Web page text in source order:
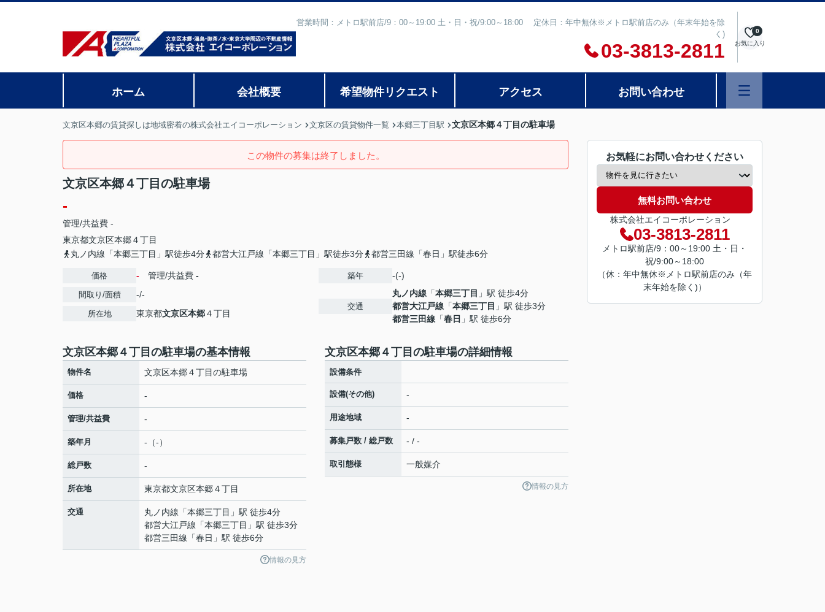
営業時間：メトロ駅前店/9：00～19:00 土・日・祝/9:00～18:00 定休日：年中無休※メトロ駅前店のみ（年末年始を除
く)
03-3813-2811 お気に入り
0
ホーム 会社概要 希望物件リクエスト アクセス お問い合わせ
文京区本郷の賃貸探しは地域密着の株式会社エイコーポレーション 文京区の賃貸物件一覧 本郷三丁目駅 文京区本郷４丁目の駐車場
この物件の募集は終了しました。
文京区本郷４丁目の駐車場
-
管理/共益費 -
東京都文京区本郷４丁目
丸ノ内線「本郷三丁目」駅徒歩4分
都営大江戸線「本郷三丁目」駅徒歩3分 都営三田線「春日」駅徒歩6分
価格 - 管理/共益費 -
間取り/面積 -/-
所在地 東京都文京区本郷４丁目
築年 -(-)
交通
丸ノ内線 「本郷三丁目 」駅 徒歩4分
都営大江戸線 「本郷三丁目 」駅 徒歩3分
都営三田線 「春日 」駅 徒歩6分
文京区本郷４丁目の駐車場の基本情報
物件名 文京区本郷４丁目の駐車場
価格 -
管理/共益費 -
築年月 -（-）
総戸数 -
所在地 東京都文京区本郷４丁目
交通 丸ノ内線 「本郷三丁目 」駅 徒歩4分
都営大江戸線 「本郷三丁目 」駅 徒歩3分
都営三田線 「春日 」駅 徒歩6分
情報の見方
文京区本郷４丁目の駐車場の詳細情報
設備条件
設備(その他) -
用途地域 -
募集戸数 / 総戸数 - / -
取引態様 一般媒介
情報の見方
お気軽にお問い合わせください
無料お問い合わせ
株式会社エイコーポレーション
03-3813-2811
メトロ駅前店/9：00～19:00 土・日・
祝/9:00～18:00
（休：年中無休※メトロ駅前店のみ（年
末年始を除く)）